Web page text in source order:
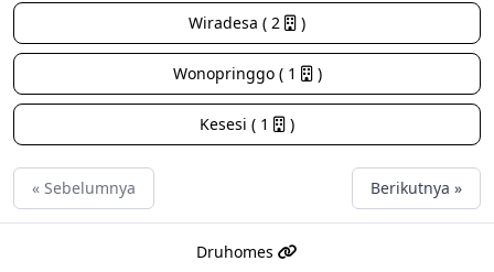
Wiradesa ( 2 )
Wonopringgo ( 1 )
Kesesi ( 1 )
« Sebelumnya Berikutnya »
Druhomes